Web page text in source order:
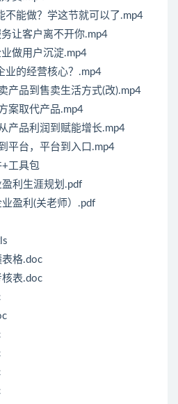
不能做？学这节就可以了.mp4
让客户离不开你.mp4
做用户沉淀.mp4
业的经营核心？.mp4
产品到售卖生活方式(改).mp4
案取代产品.mp4
产品利润到赋能增长.mp4
平台，平台到入口.mp4
+工具包
盈利生涯规划.pdf
盈利(关老师）.pdf
格.doc
表.doc